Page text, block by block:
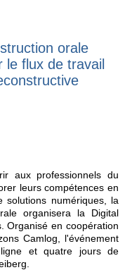
orale
flux de travail
aux professionnels du
leurs compétences en
solutions numériques, la
organisera la Digital
Organisé en coopération
Camlog, l'événement
et quatre jours de